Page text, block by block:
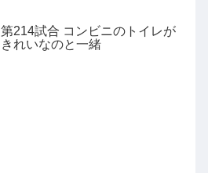
第214試合 コンビニのトイレが
きれいなのと一緒